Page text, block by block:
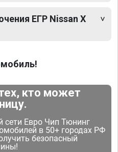
ЕГР Nissan X
кто может
сети Евро Чип Тюнинг
в 50+ городах РФ
безопасный